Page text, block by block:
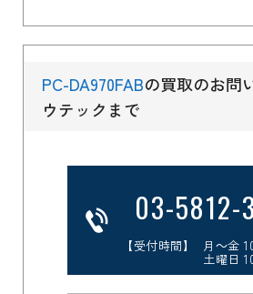
PC-DA970FABの買取のお問
ウテックまで
03-5812-
【受付時間】 月～金
土曜日